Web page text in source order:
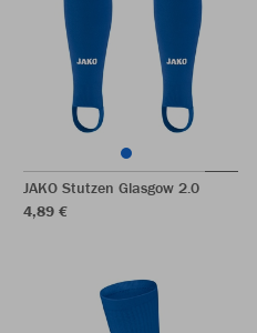
JAKO Stutzen Glasgow 2.0
4,89 €